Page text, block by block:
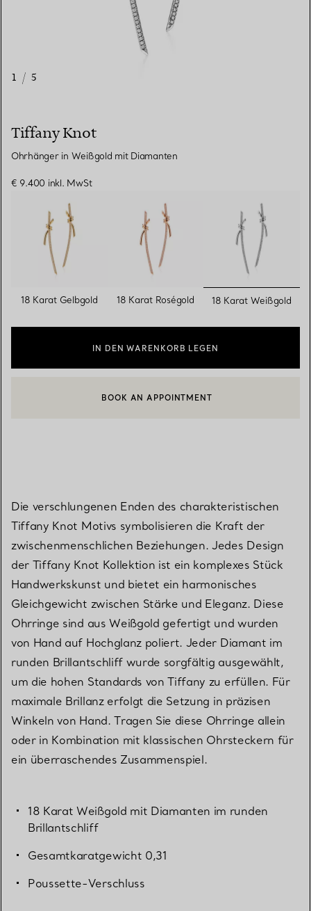
1 / 5
Tiffany Knot
Ohrhänger in Weißgold mit Diamanten
€ 9.400 inkl. MwSt
18 Karat Gelbgold 18 Karat Roségold 18 Karat Weißgold
IN DEN WARENKORB LEGEN
EINEN KUNDENBERATER KONTAKTIEREN ODER EINEN
BOOK AN APPOINTMENT
Die verschlungenen Enden des charakteristischen
Tiffany Knot Motivs symbolisieren die Kraft der
zwischenmenschlichen Beziehungen. Jedes Design
der Tiffany Knot Kollektion ist ein komplexes Stück
Handwerkskunst und bietet ein harmonisches
Gleichgewicht zwischen Stärke und Eleganz. Diese
Ohrringe sind aus Weißgold gefertigt und wurden
von Hand auf Hochglanz poliert. Jeder Diamant im
runden Brillantschliff wurde sorgfältig ausgewählt,
um die hohen Standards von Tiffany zu erfüllen. Für
maximale Brillanz erfolgt die Setzung in präzisen
Winkeln von Hand. Tragen Sie diese Ohrringe allein
oder in Kombination mit klassischen Ohrsteckern für
ein überraschendes Zusammenspiel.
18 Karat Weißgold mit Diamanten im runden
Brillantschliff
Gesamtkaratgewicht 0,31
Poussette-Verschluss